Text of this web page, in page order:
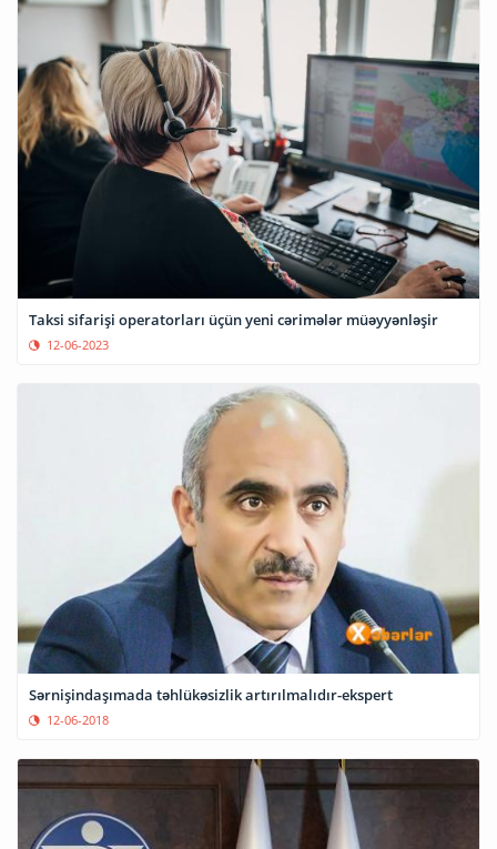
Taksi sifarişi operatorları üçün yeni cərimələr müəyyənləşir
12-06-2023
Sərnişindaşımada təhlükəsizlik artırılmalıdır-ekspert
12-06-2018